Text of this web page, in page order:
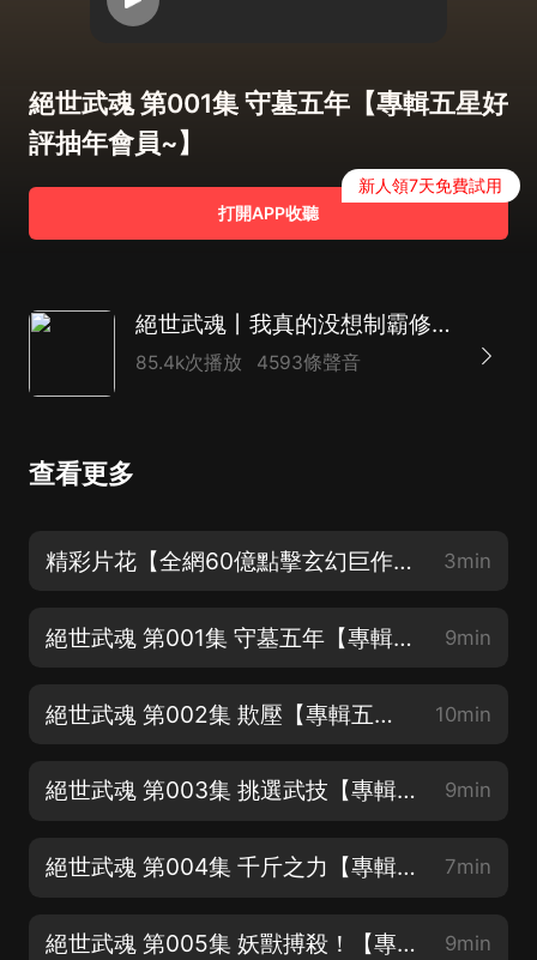
絕世武魂 第001集 守墓五年【專輯五星好
評抽年會員~】
打開APP收聽
新人領7天免費試用
絕世武魂丨我真的没想制霸修真界丨全網60億點擊玄幻巨作丨紫襟劇社制作
85.4k次播放 4593條聲音
查看更多
精彩片花【全網60億點擊玄幻巨作！】 3min
絕世武魂 第001集 守墓五年【專輯五星好評抽年會員~】 9min
絕世武魂 第002集 欺壓【專輯五星好評抽年會員~】 10min
絕世武魂 第003集 挑選武技【專輯五星好評抽年會員~】 9min
絕世武魂 第004集 千斤之力【專輯五星好評抽年會員~】 7min
絕世武魂 第005集 妖獸搏殺！【專輯五星好評抽年會員~】 9min